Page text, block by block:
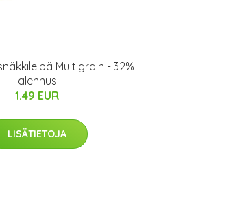
Multigrain - 32%
alennus
1.49 EUR
LISÄTIETOJA